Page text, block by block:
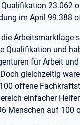
23.062
im April 99.388
Arbeitsmarktlage
Qualifikation und
für Arbeit
gleichzeitig
offene
einfacher
Menschen auf 100